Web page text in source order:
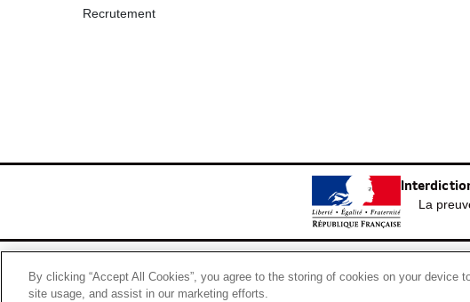
Recrutement
La
By clicking “Accept All Cookies”, you agree to the storing of cookies on your device
site usage, and assist in our marketing efforts.